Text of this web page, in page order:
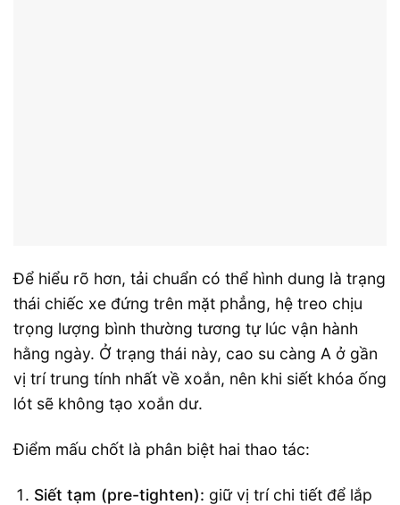
Để hiểu rõ hơn, tải chuẩn có thể hình dung là trạng
thái chiếc xe đứng trên mặt phẳng, hệ treo chịu
trọng lượng bình thường tương tự lúc vận hành
hằng ngày. Ở trạng thái này, cao su càng A ở gần
vị trí trung tính nhất về xoắn, nên khi siết khóa ống
lót sẽ không tạo xoắn dư.
Điểm mấu chốt là phân biệt hai thao tác:
Siết tạm (pre-tighten): giữ vị trí chi tiết để lắp